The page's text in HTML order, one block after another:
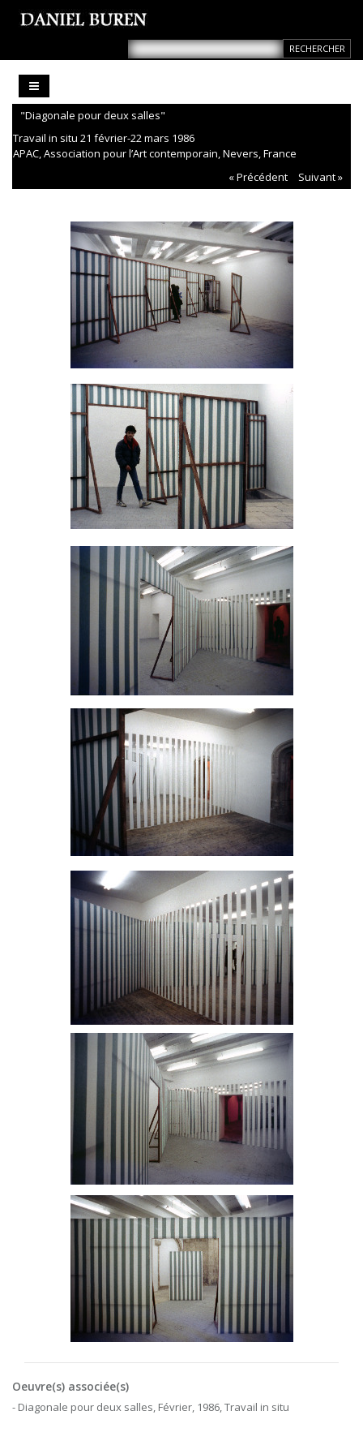
"Diagonale pour deux salles"
Travail in situ 21 février-22 mars 1986
APAC, Association pour l’Art contemporain, Nevers, France
« Précédent
Suivant »
Oeuvre(s) associée(s)
- Diagonale pour deux salles, Février, 1986, Travail in situ